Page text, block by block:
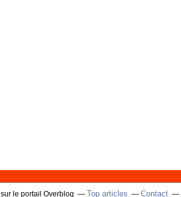
sur le portail Overblog Top articles Contact